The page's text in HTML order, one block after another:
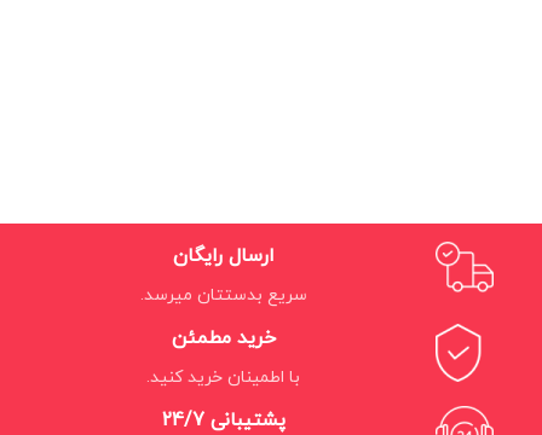
ارسال رایگان
سریع بدستتان میرسد.
خرید مطمئن
با اطمینان خرید کنید.
پشتیبانی 24/7